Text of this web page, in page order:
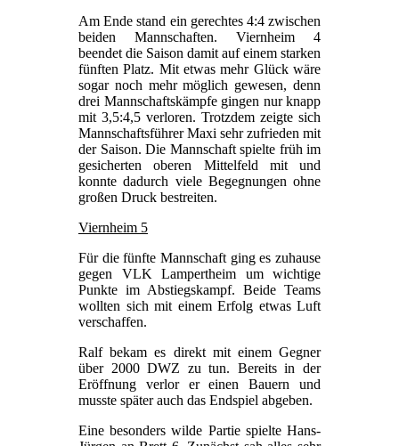
Am Ende stand ein gerechtes 4:4 zwischen
beiden Mannschaften. Viernheim 4
beendet die Saison damit auf einem starken
fünften Platz. Mit etwas mehr Glück wäre
sogar noch mehr möglich gewesen, denn
drei Mannschaftskämpfe gingen nur knapp
mit 3,5:4,5 verloren. Trotzdem zeigte sich
Mannschaftsführer Maxi sehr zufrieden mit
der Saison. Die Mannschaft spielte früh im
gesicherten oberen Mittelfeld mit und
konnte dadurch viele Begegnungen ohne
großen Druck bestreiten.
Viernheim 5
Für die fünfte Mannschaft ging es zuhause
gegen VLK Lampertheim um wichtige
Punkte im Abstiegskampf. Beide Teams
wollten sich mit einem Erfolg etwas Luft
verschaffen.
Ralf bekam es direkt mit einem Gegner
über 2000 DWZ zu tun. Bereits in der
Eröffnung verlor er einen Bauern und
musste später auch das Endspiel abgeben.
Eine besonders wilde Partie spielte Hans-